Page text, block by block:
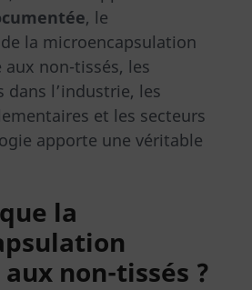
, le
la microencapsulation
non-tissés, les
dans l’industrie, les
et les secteurs
apporte une véritable
la
non-tissés ?